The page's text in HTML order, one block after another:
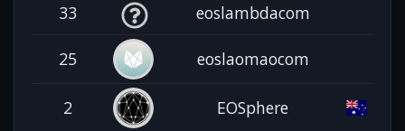
33 eoslambdacom
25 eoslaomaocom
2 EOSphere